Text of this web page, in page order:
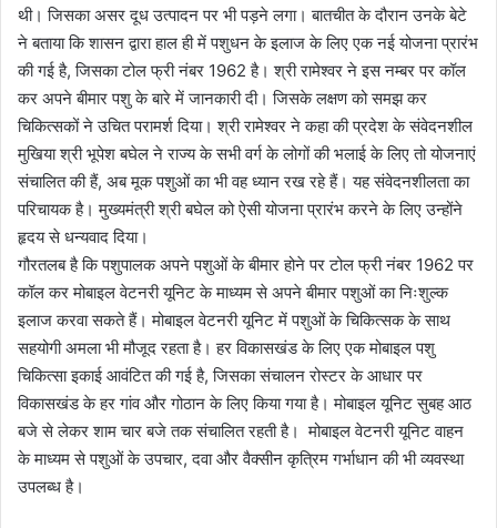
थी। जिसका असर दूध उत्पादन पर भी पड़ने लगा। बातचीत के दौरान उनके बेटे
ने बताया कि शासन द्वारा हाल ही में पशुधन के इलाज के लिए एक नई योजना प्रारंभ
की गई है, जिसका टोल फ्री नंबर 1962 है। श्री रामेश्वर ने इस नम्बर पर कॉल
कर अपने बीमार पशु के बारे में जानकारी दी। जिसके लक्षण को समझ कर
चिकित्सकों ने उचित परामर्श दिया। श्री रामेश्वर ने कहा की प्रदेश के संवेदनशील
मुखिया श्री भूपेश बघेल ने राज्य के सभी वर्ग के लोगों की भलाई के लिए तो योजनाएं
संचालित की हैं, अब मूक पशुओं का भी वह ध्यान रख रहे हैं। यह संवेदनशीलता का
परिचायक है। मुख्यमंत्री श्री बघेल को ऐसी योजना प्रारंभ करने के लिए उन्होंने
हृदय से धन्यवाद दिया।
गौरतलब है कि पशुपालक अपने पशुओं के बीमार होने पर टोल फ्री नंबर 1962 पर
कॉल कर मोबाइल वेटनरी यूनिट के माध्यम से अपने बीमार पशुओं का निःशुल्क
इलाज करवा सकते हैं। मोबाइल वेटनरी यूनिट में पशुओं के चिकित्सक के साथ
सहयोगी अमला भी मौजूद रहता है। हर विकासखंड के लिए एक मोबाइल पशु
चिकित्सा इकाई आवंटित की गई है, जिसका संचालन रोस्टर के आधार पर
विकासखंड के हर गांव और गोठान के लिए किया गया है। मोबाइल यूनिट सुबह आठ
बजे से लेकर शाम चार बजे तक संचालित रहती है। मोबाइल वेटनरी यूनिट वाहन
के माध्यम से पशुओं के उपचार, दवा और वैक्सीन कृत्रिम गर्भाधान की भी व्यवस्था
उपलब्ध है।